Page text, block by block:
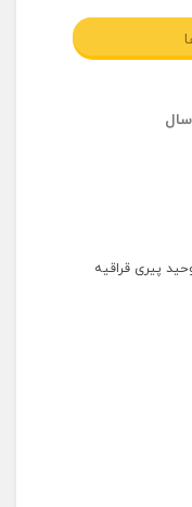
سال
پیری قراقیه